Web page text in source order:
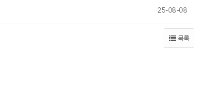
25-08-08
목록